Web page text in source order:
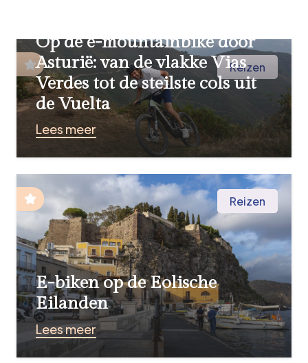
Reizen
Op de e-mountainbike door
Asturië: van de vlakke Vias
Verdes tot de steilste cols uit
de Vuelta
Lees meer
Reizen
E-biken op de Eolische
Eilanden
Lees meer